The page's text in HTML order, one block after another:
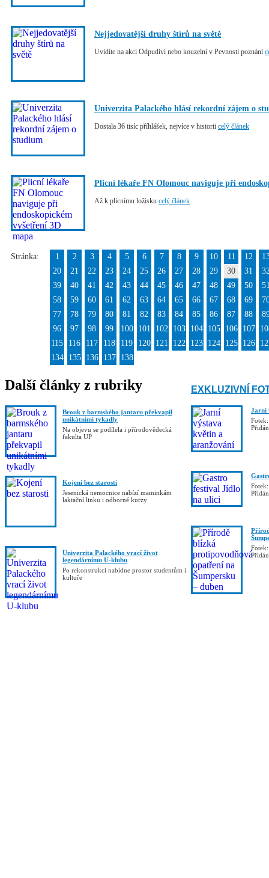
Nejjedovatější druhy štírů na světě
Uvidíte na akci Odpudiví nebo kouzelní v Pevnosti poznání
Univerzita Palackého hlásí rekordní zájem o
Dostala 36 tisíc příhlášek, nejvíce v historii celý článek
Plicní lékaře FN Olomouc naviguje při
Až k plicnímu ložisku celý článek
Stránka: 1 2 3 4 5 6 7 8 9 10 11 12
20
21 22 23 24 25 26 27 28 29 30 31
39
40 41 42 43 44 45 46 47 48 49 50
58
59 60 61 62 63 64 65 66 67 68 69
77
78 79 80 81 82 83 84 85 86 87 88
96
97 98 99 100 101 102 103 104 105 106 107
115
116 117 118 119 120 121 122 123 124 125 126
134
135 136 137 138
Další články z rubriky
Brouk z barmského jantaru překvapil
unikátními tykadly
Na objevu se podílela i přírodovědecká
fakulta UP
Kojení bez starosti
Jesenická nemocnice nabízí maminkám
laktační linku i odborné kurzy
Univerzita Palackého vrací život
legendárnímu U-klubu
Po rekonstrukci nabídne prostor studentům i
kultuře
EXKLUZIVNÍ
Jarní